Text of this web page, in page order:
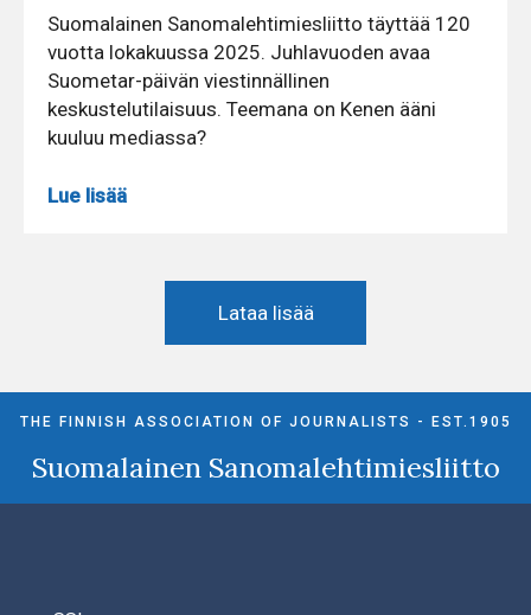
Suomalainen Sanomalehtimiesliitto täyttää 120
vuotta lokakuussa 2025. Juhlavuoden avaa
Suometar-päivän viestinnällinen
keskustelutilaisuus. Teemana on Kenen ääni
kuuluu mediassa?
Lue lisää
Lataa lisää
THE FINNISH ASSOCIATION OF JOURNALISTS - EST.1905
Suomalainen Sanomalehtimiesliitto